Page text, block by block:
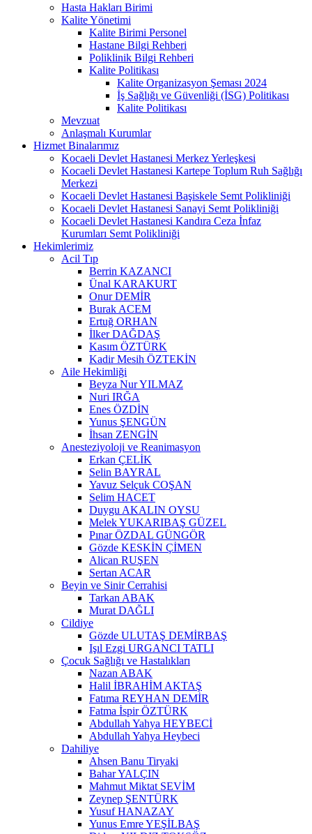
Hasta Hakları Birimi
Kalite Yönetimi
Kalite Birimi Personel
Hastane Bilgi Rehberi
Poliklinik Bilgi Rehberi
Kalite Politikası
Kalite Organizasyon Şeması 2024
İş Sağlığı ve Güvenliği (İSG) Politikası
Kalite Politikası
Mevzuat
Anlaşmalı Kurumlar
Hizmet Binalarımız
Kocaeli Devlet Hastanesi Merkez Yerleşkesi
Kocaeli Devlet Hastanesi Kartepe Toplum Ruh Sağlığı
Merkezi
Kocaeli Devlet Hastanesi Başiskele Semt Polikliniği
Kocaeli Devlet Hastanesi Sanayi Semt Polikliniği
Kocaeli Devlet Hastanesi Kandıra Ceza İnfaz
Kurumları Semt Polikliniği
Hekimlerimiz
Acil Tıp
Berrin KAZANCI
Ünal KARAKURT
Onur DEMİR
Burak ACEM
Ertuğ ORHAN
İlker DAĞDAŞ
Kasım ÖZTÜRK
Kadir Mesih ÖZTEKİN
Aile Hekimliği
Beyza Nur YILMAZ
Nuri IRĞA
Enes ÖZDİN
Yunus ŞENGÜN
İhsan ZENGİN
Anesteziyoloji ve Reanimasyon
Erkan ÇELİK
Selin BAYRAL
Yavuz Selçuk COŞAN
Selim HACET
Duygu AKALIN OYSU
Melek YUKARIBAŞ GÜZEL
Pınar ÖZDAL GÜNGÖR
Gözde KESKİN ÇİMEN
Alican RUŞEN
Sertan ACAR
Beyin ve Sinir Cerrahisi
Tarkan ABAK
Murat DAĞLI
Cildiye
Gözde ULUTAŞ DEMİRBAŞ
Işıl Ezgi URGANCI TATLI
Çocuk Sağlığı ve Hastalıkları
Nazan ABAK
Halil İBRAHİM AKTAŞ
Fatıma REYHAN DEMİR
Fatma İspir ÖZTÜRK
Abdullah Yahya HEYBECİ
Abdullah Yahya Heybeci
Dahiliye
Ahsen Banu Tiryaki
Bahar YALÇIN
Mahmut Miktat SEVİM
Zeynep ŞENTÜRK
Yusuf HANAZAY
Yunus Emre YEŞİLBAŞ